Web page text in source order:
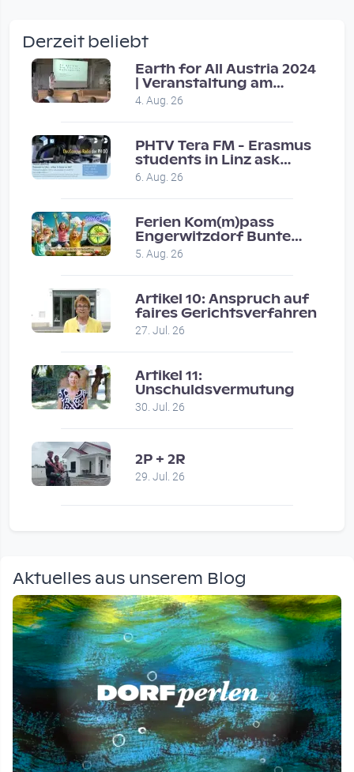
Vor 2 weeks 4 days
Coole Sendung, tolle…
Vor 1 month 2 weeks
Eure Show war super :-)…
Vor 1 month 2 weeks
Derzeit beliebt
Earth for All Austria 2024
| Veranstaltung am
8.7.2024
4. Aug. 26
PHTV Tera FM - Erasmus
students in Linz ask
people on road for
recommendations
6. Aug. 26
Ferien Kom(m)pass
Engerwitzdorf Bunte
Hundestunde
5. Aug. 26
Artikel 10: Anspruch auf
faires Gerichtsverfahren
27. Jul. 26
Artikel 11:
Unschuldsvermutung
30. Jul. 26
2P + 2R
29. Jul. 26
Aktuelles aus unserem Blog